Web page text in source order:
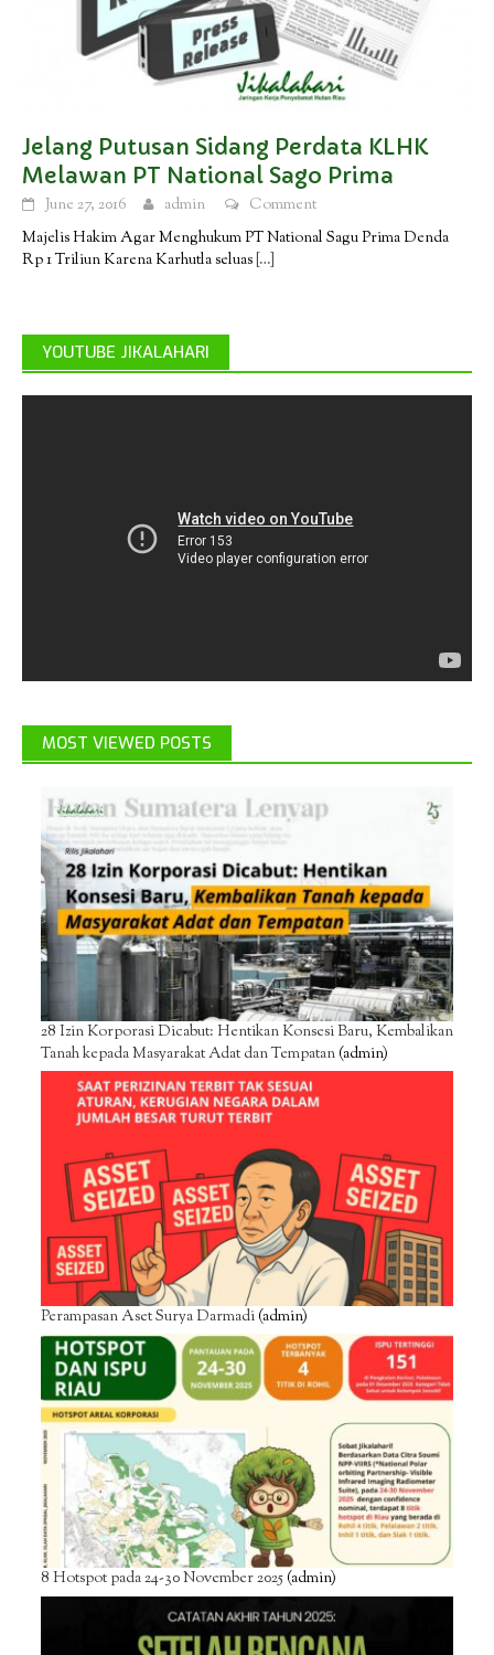
Jelang Putusan Sidang Perdata KLHK
Melawan PT National Sago Prima
June 27, 2016 admin
Comment
Majelis Hakim Agar Menghukum PT National Sagu Prima Denda
Rp 1 Triliun Karena Karhutla seluas […]
YOUTUBE JIKALAHARI
MOST VIEWED POSTS
28 Izin Korporasi Dicabut: Hentikan Konsesi Baru, Kembalikan
Tanah kepada Masyarakat Adat dan Tempatan(admin)
Perampasan Aset Surya Darmadi(admin)
8 Hotspot pada 24-30 November 2025(admin)